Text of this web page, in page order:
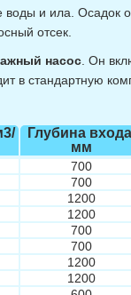
и ила. Осадок
отсек.
насос . Он
в стандартную
Глубина
мм
700
700
1200
1200
700
700
1200
1200